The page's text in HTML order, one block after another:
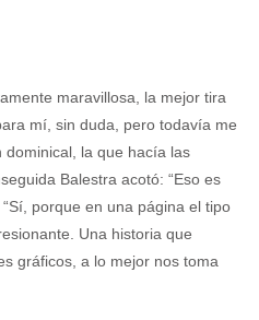
maravillosa, la mejor tira
mí, sin duda, pero todavía me
la que hacía las
Balestra acotó: “Eso es
porque en una página el tipo
Una historia que
gráficos, a lo mejor nos toma